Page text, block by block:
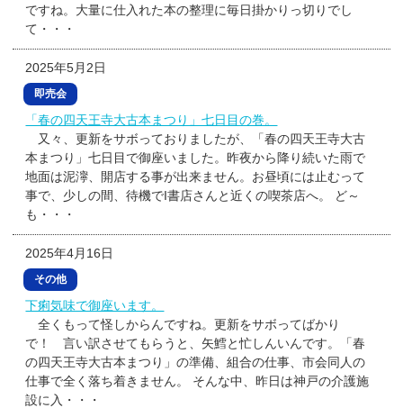
ですね。大量に仕入れた本の整理に毎日掛かりっ切りでし
て・・・
2025年5月2日
即売会
「春の四天王寺大古本まつり」七日目の巻。
又々、更新をサボっておりましたが、「春の四天王寺大古
本まつり」七日目で御座いました。昨夜から降り続いた雨で
地面は泥濘、開店する事が出来ません。お昼頃には止むって
事で、少しの間、待機でI書店さんと近くの喫茶店へ。 ど～
も・・・
2025年4月16日
その他
下痢気味で御座います。
全くもって怪しからんですね。更新をサボってばかり
で！ 言い訳させてもらうと、矢鱈と忙しんいんです。「春
の四天王寺大古本まつり」の準備、組合の仕事、市会同人の
仕事で全く落ち着きません。 そんな中、昨日は神戸の介護施
設に入・・・